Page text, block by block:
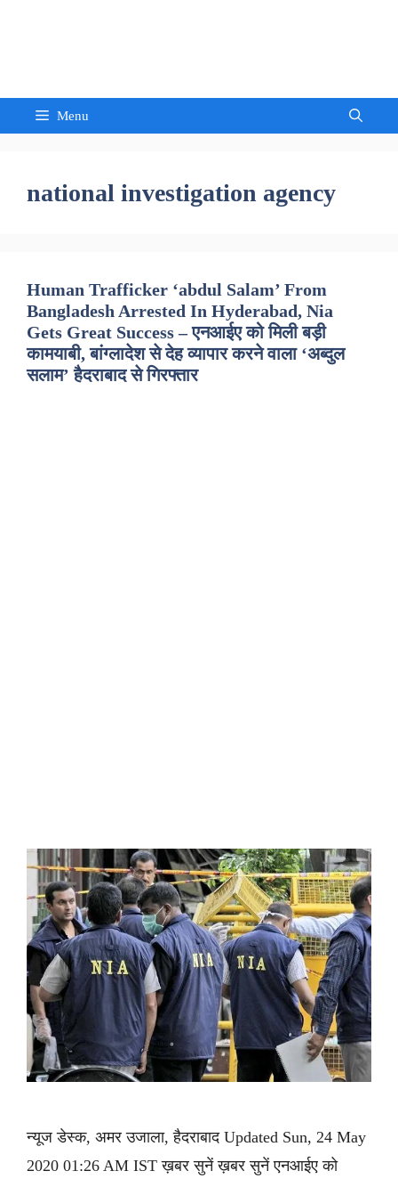
Menu
national investigation agency
Human Trafficker ‘abdul Salam’ From
Bangladesh Arrested In Hyderabad, Nia
Gets Great Success – एनआईए को मिली बड़ी
कामयाबी, बांग्लादेश से देह व्यापार करने वाला ‘अब्दुल
सलाम’ हैदराबाद से गिरफ्तार
न्यूज डेस्क, अमर उजाला, हैदराबाद Updated Sun, 24 May
2020 01:26 AM IST ख़बर सुनें ख़बर सुनें एनआईए को